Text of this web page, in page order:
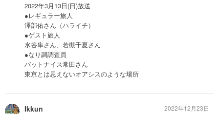
2022年3月13日(日)放送
●レギュラー旅人
澤部佑さん（ハライチ）
●ゲスト旅人
水谷隼さん、若槻千夏さん
●なり調調査員
バットナイス常田さん
東京とは思えないオアシスのような場所
Ikkun
2022年12月23日